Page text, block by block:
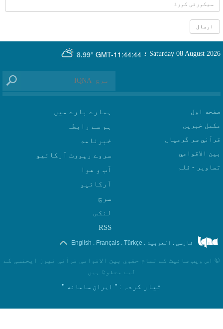
GMT-11:44:44
8.99° Saturday 08 August 2026 ؛
صفحه اول
مکمل خبریں
قرآني سر گرمياں
بين الاقوامي
تصاوير - فلم
ہمارے بارے میں
ہم سے رابطہ
سروے رپورٹ آرکائیو
آب و هوا
سرچ
لنکس
RSS
فارسی . العربیة .
Türkçe
.
Français
.
English
© اس ویب سائیٹ کے تمام حقوق بین الاقوامی قرآنی نیوز ایجنسی کے
لیے محفوظ ہیں
تیار کردہ : " ایران سامانه "